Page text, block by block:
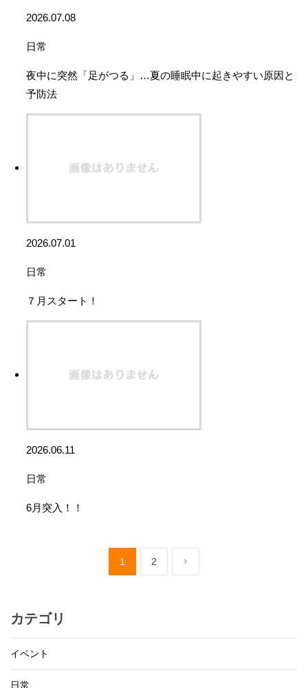
2026.07.08
日常
夜中に突然「足がつる」…夏の睡眠中に起きやすい原因と
予防法
2026.07.01
日常
７月スタート！
2026.06.11
日常
6月突入！！
1 2
カテゴリ
イベント
日常